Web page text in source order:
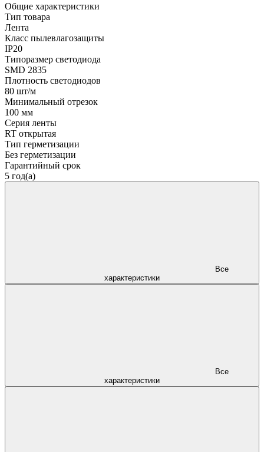
Общие характеристики
Тип товара
Лента
Класс пылевлагозащиты
IP20
Типоразмер светодиода
SMD 2835
Плотность светодиодов
80 шт/м
Минимальный отрезок
100 мм
Серия ленты
RT открытая
Тип герметизации
Без герметизации
Гарантийный срок
5 год(а)
характеристики
характеристики